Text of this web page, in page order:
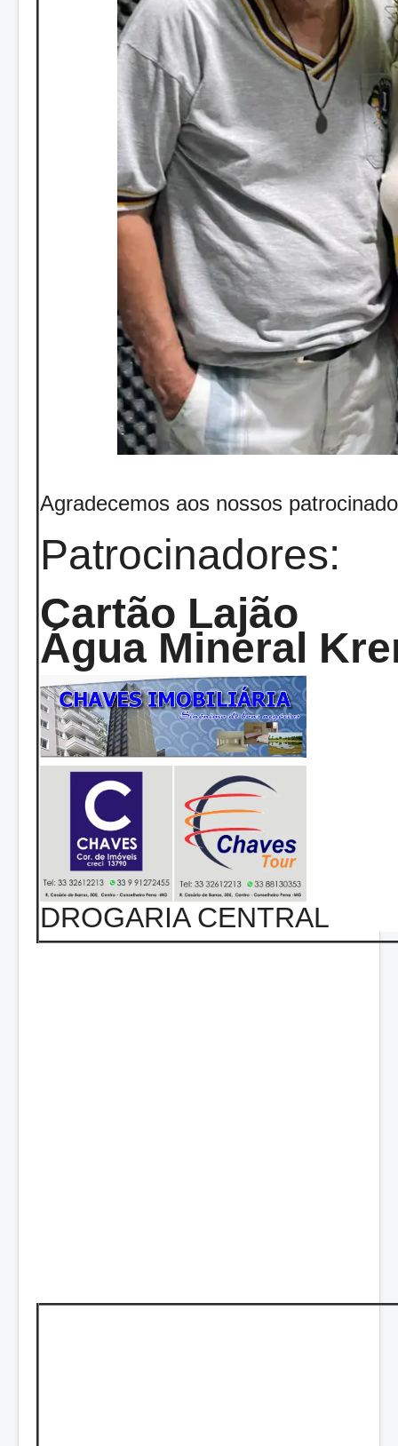
Agradecemos aos nossos
Patrocinadores:
Cartão Lajão
Água Mineral
DROGARIA CENTRAL